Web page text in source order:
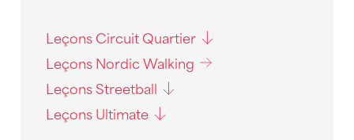
Leçons Circuit Quartier
Leçons Nordic Walking
Leçons Streetball
Leçons Ultimate